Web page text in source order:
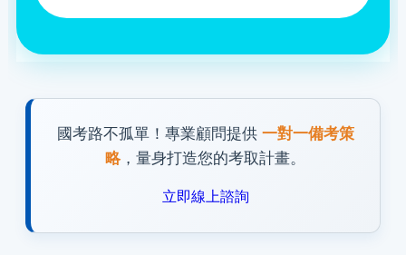
國考路不孤單！專業顧問提供 一對一備考策
略，量身打造您的考取計畫。
立即線上諮詢